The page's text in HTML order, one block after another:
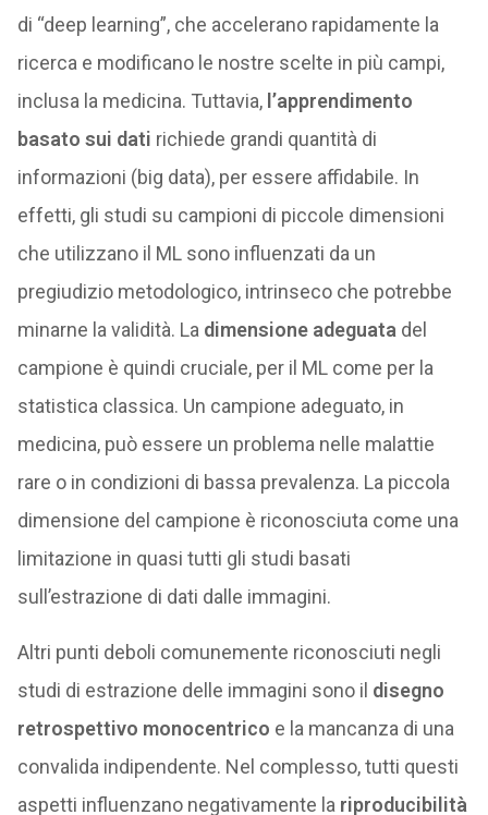
di “deep learning”, che accelerano rapidamente la
ricerca e modificano le nostre scelte in più campi,
inclusa la medicina. Tuttavia, l’apprendimento
basato sui dati richiede grandi quantità di
informazioni (big data), per essere affidabile. In
effetti, gli studi su campioni di piccole dimensioni
che utilizzano il ML sono influenzati da un
pregiudizio metodologico, intrinseco che potrebbe
minarne la validità. La dimensione adeguata del
campione è quindi cruciale, per il ML come per la
statistica classica. Un campione adeguato, in
medicina, può essere un problema nelle malattie
rare o in condizioni di bassa prevalenza. La piccola
dimensione del campione è riconosciuta come una
limitazione in quasi tutti gli studi basati
sull’estrazione di dati dalle immagini.
Altri punti deboli comunemente riconosciuti negli
studi di estrazione delle immagini sono il disegno
retrospettivo monocentrico e la mancanza di una
convalida indipendente. Nel complesso, tutti questi
aspetti influenzano negativamente la riproducibilità